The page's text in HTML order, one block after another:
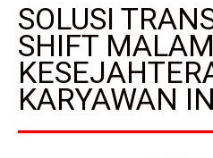
SOLUSI
SHIFT
KARYAWAN